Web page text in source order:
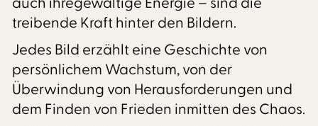
treibende Kraft hinter den Bildern.
Jedes Bild erzählt eine Geschichte von
persönlichem Wachstum, von der
Überwindung von Herausforderungen und
dem Finden von Frieden inmitten des Chaos.